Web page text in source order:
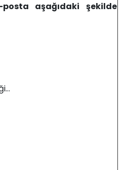
aşağıdaki şekilde